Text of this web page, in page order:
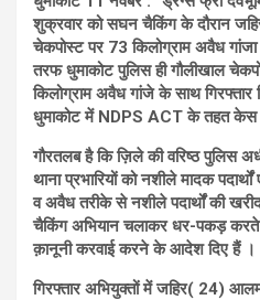
शुक्रवार को सघन चैकिंग के दौरान
चेकपोस्ट पर 73 किलोग्राम अवैध
तरफ धुमाकोट पुलिस ही गौलीखाल
किलोग्राम अवैध गांजे के साथ गिरफ्तार
धुमाकोट में NDPS ACT के तहत केस
गौरतलब है कि ज़िले की वरिष्ठ पुलिस
थाना प्रभारियों को नशीले मादक
व अवैध तरीके से नशीले पदार्थों की
चैकिंग अभियान चलाकर धर-पकड़
क़ानूनी करवाई करने के आदेश दिए हैं ।
गिरफ्तार अभियुक्तों में जहिर( 24)